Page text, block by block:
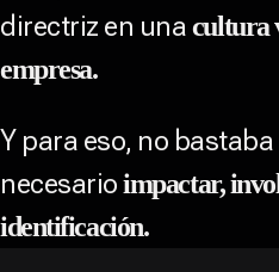
directriz en unacultura
empresa.
Y para eso, no
necesarioimpactar,
identificación.